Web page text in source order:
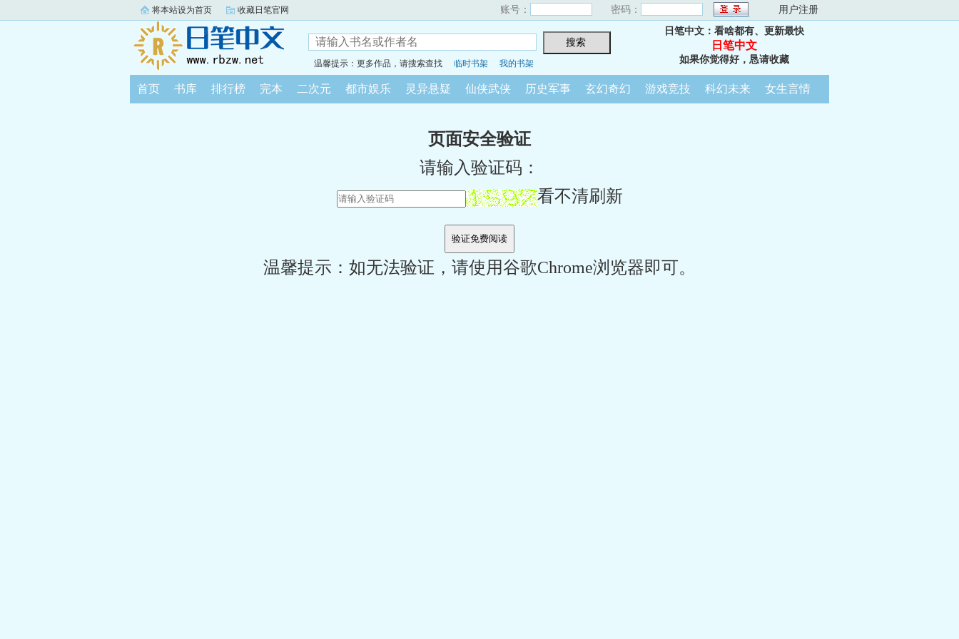
将本站设为首页 收藏日笔官网 账号： 密码： 用户注册
温馨提示：更多作品，请搜索查找 临时书架 我的书架
日笔中文：看啥都有、更新最快
日笔中文
如果你觉得好，恳请收藏
首页 书库 排行榜 完本 二次元 都市娱乐 灵异悬疑 仙侠武侠 历史军事 玄幻奇幻 游戏竞技 科幻未来 女生言情
页面安全验证
请输入验证码：
看不清刷新
温馨提示：如无法验证，请使用谷歌Chrome浏览器即可。